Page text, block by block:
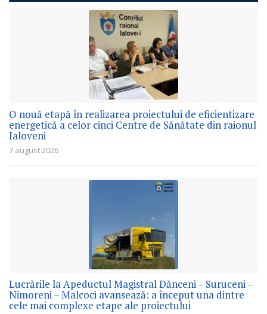
O nouă etapă în realizarea proiectului de eficientizare
energetică a celor cinci Centre de Sănătate din raionul
Ialoveni
7 august 2026
Lucrările la Apeductul Magistral Dănceni – Suruceni –
Nimoreni – Malcoci avansează: a început una dintre
cele mai complexe etape ale proiectului